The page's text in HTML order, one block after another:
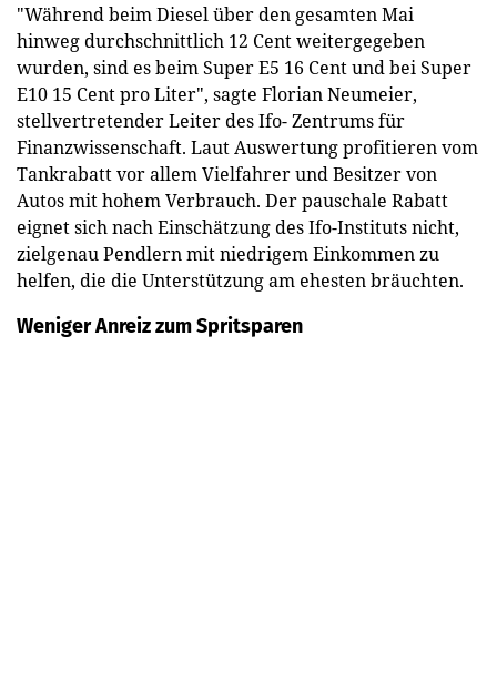
"Während beim Diesel über den gesamten Mai
hinweg durchschnittlich 12 Cent weitergegeben
wurden, sind es beim Super E5 16 Cent und bei Super
E10 15 Cent pro Liter", sagte Florian Neumeier,
stellvertretender Leiter des Ifo- Zentrums für
Finanzwissenschaft. Laut Auswertung profitieren vom
Tankrabatt vor allem Vielfahrer und Besitzer von
Autos mit hohem Verbrauch. Der pauschale Rabatt
eignet sich nach Einschätzung des Ifo-Instituts nicht,
zielgenau Pendlern mit niedrigem Einkommen zu
helfen, die die Unterstützung am ehesten bräuchten.
Weniger Anreiz zum Spritsparen